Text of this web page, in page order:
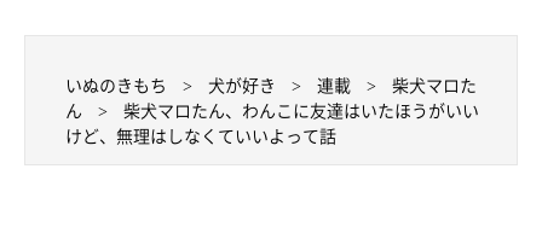
いぬのきもち 犬が好き 連載
柴犬マロた
ん
柴犬マロたん、わんこに友達はいたほうがいい
けど、無理はしなくていいよって話